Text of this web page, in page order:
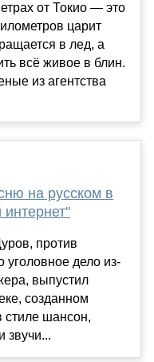
от Токио — это
царит
в лед, а
всё живое в блин.
из агентства
на русском в
против
уголовное дело из-
выпустил
созданном
стиле шансон,
звучи...